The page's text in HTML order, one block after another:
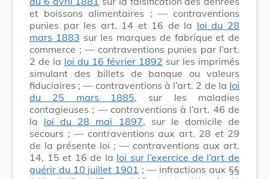
et boissons alimentaires ; — contraventions
punies par les art. 14 et 16 de la loi du 28
mars 1883 sur les marques de fabrique et de
commerce ; — contraventions punies par l’art.
2 de la loi du 16 février 1892 sur les imprimés
simulant des billets de banque ou valeurs
fiduciaires ; — contraventions à l’art. 2 de la loi
du 25 mars 1885, sur les maladies
contagieuses ; — contraventions à l’art. 46 de
la loi du 28 mai 1897, sur le domicile de
secours ; — contraventions aux art. 28 et 29
de la présente loi ; — contraventions aux art.
14, 15 et 16 de la loi sur l’exercice de l’art de
guérir du 10 juillet 1901 ; — infractions aux §§